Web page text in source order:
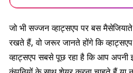
जो भी सज्जन व्हाट्सएप पर बस
रखते हैं, वो जरूर जानते होंगे कि
व्हाट्सएप सबसे पूछ रहा है कि आप